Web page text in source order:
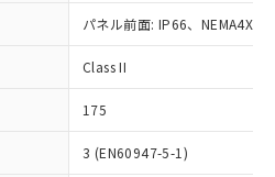
パネル前面: IP66、NEMA4X,
Class II
175
3 (EN60947-5-1)
ットワーク
」をご確認
標準価格結果を当社の
く第三者に漏洩または開
願いします。
能（部品リスト作成サー
用いただくには、I-Web
確認しています。
状況などにより、予定
あります。
限
10物質）のすべてが基
を示します。
用状況下において有害物
、環境に深刻な影響を
れらの製造装置等に一切
品を第三者に販売する
1、2および3の内容を当
します。また当社は、
販売に係わる関係者が違
おそれがある場合は、取
お客様のお取引先、ま
様担当のオムロン制御
店・当社販売員にご確
機種、また在庫状況の
開していない機種